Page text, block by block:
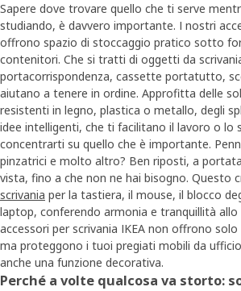
Sapere dove trovare quello che ti serve
studiando, è davvero importante. I nostri
offrono spazio di stoccaggio pratico sotto
contenitori. Che si tratti di oggetti da
portacorrispondenza, cassette portatutto,
aiutano a tenere in ordine. Approfitta delle
resistenti in legno, plastica o metallo, degli
idee intelligenti, che ti facilitano il lavoro o lo
concentrarti su quello che è importante.
pinzatrici e molto altro? Ben riposti, a
vista, fino a che non ne hai bisogno. Questo
scrivania per la tastiera, il mouse, il blocco
laptop, conferendo armonia e tranquillità allo
accessori per scrivania IKEA non offrono
ma proteggono i tuoi pregiati mobili da
anche una funzione decorativa.
Perché a volte qualcosa va storto: